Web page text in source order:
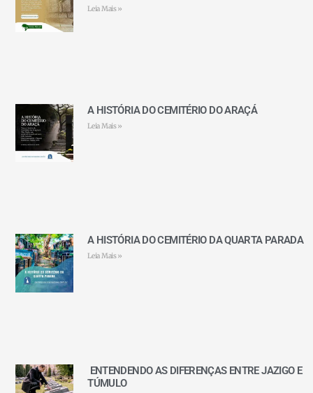
Leia Mais »
A HISTÓRIA DO CEMITÉRIO DO ARAÇÁ
Leia Mais »
A HISTÓRIA DO CEMITÉRIO DA QUARTA PARADA
Leia Mais »
ENTENDENDO AS DIFERENÇAS ENTRE JAZIGO E
TÚMULO